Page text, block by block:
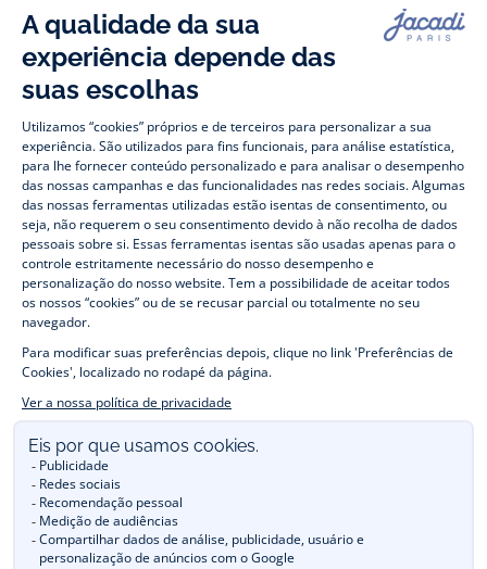
nossas coleções de bodies, blusas e jardineiras para os
recém-nascidos . Para os bebés, descubre as t-shirts, as camisolas, os
calções e as calças, também encontrará meias e acessórios para as
crianças
de 1 mês a 12 anos. Descubra as nossas coleções na moda e
nas últimas tendências para meninas e meninos. Aproveite também as
presentes para o Natal . Um familiar ou amiga grávida? Encontre os
nossos presentes de nascimento" . Está a preparar o quarto para o
bebé? Jacadi desenvolveu uma coleção de mobiliário . Também
desfrute de preços com desconto nas nossas coleções especiais
em Promoção e a nossa coleção Outlet durante todo o ano. Junte-se
ao Programa de Fidelidade Jacadi para aproveitar as nossas
vendas privadas . Encontre a coleção Les Essentiels
vestuário emblemático nas cores da marca. Para passar o outono e o
inverno bem coberto, Jacadi oferece uma coleção de
casacos de bebé e de criança
um batizado, uma comunhão planeada? Encontre os
fatos de cerimónia para o seu filho. Encontre os sacos
em parceria com a Associação Madagascana Tohana e apoie um
projecto que permita às mães em situações precárias aprender a arte
da costura. Para estar bem equipado para a
satisfazer as necessidades das escolas, encontre uma
coleção uniforme
bege e branco para vestir as crianças da cabeça aos pés. Encontrar as
recomendações Jacadi para
online, comprar na loja com a E-reserva .